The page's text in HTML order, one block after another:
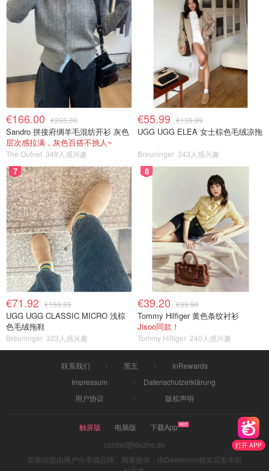
打开 APP
€166.00 €265.00
Sandro 拼接府绸羊毛混纺开衫 灰色
层次感拉满，灰色百搭不挑人~
The Outnet 349人感兴趣
€55.99 €139.99
UGG UGG ELEA 女士棕色毛绒凉拖
Breuninger 343人感兴趣
7
€71.92 €159.99
UGG UGG CLASSIC MICRO 浅棕
色毛绒拖鞋
Breuninger 323人感兴趣
8
€39.20 €99.90
Tommy Hilfiger 黄色条纹衬衫
Jisoo同款！
Tommy Hilfiger 240人感兴趣
联系我们 黑五
InRewards
Impressum
Datenschutzerklärung
用户协议
版权声明
触屏版 电脑版
下载App
contact@dazhe.de
页面信息由用户分享或品牌、商家提供，由Dealmoon核实后发布折